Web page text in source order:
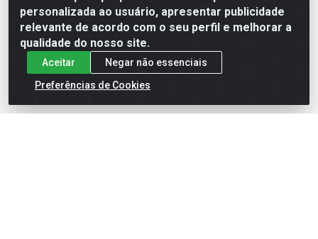
personalizada ao usuário, apresentar publicidade
relevante de acordo com o seu perfil e melhorar a
qualidade do nosso site.
Aceitar
Negar não essenciais
Preferências de Cookies
Formas de Pagamento